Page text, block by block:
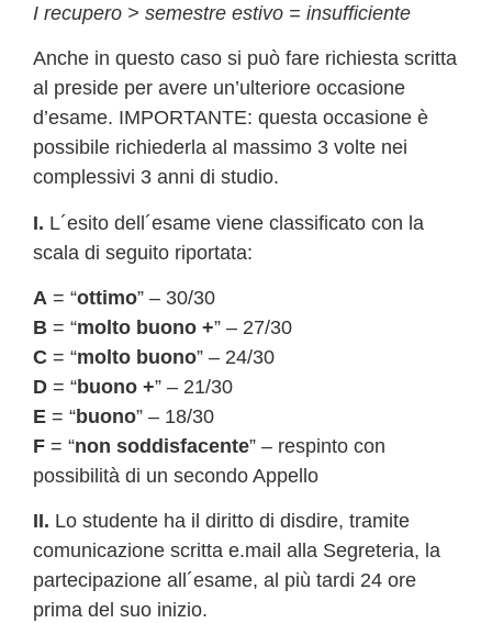
I recupero > semestre estivo = insufficiente
Anche in questo caso si può fare richiesta scritta
al preside per avere un’ulteriore occasione
d’esame. IMPORTANTE: questa occasione è
possibile richiederla al massimo 3 volte nei
complessivi 3 anni di studio.
I. L´esito dell´esame viene classificato con la
scala di seguito riportata:
A = “ottimo” – 30/30
B = “molto buono +” – 27/30
C = “molto buono” – 24/30
D = “buono +” – 21/30
E = “buono” – 18/30
F = “non soddisfacente” – respinto con
possibilità di un secondo Appello
II. Lo studente ha il diritto di disdire, tramite
comunicazione scritta e.mail alla Segreteria, la
partecipazione all´esame, al più tardi 24 ore
prima del suo inizio.